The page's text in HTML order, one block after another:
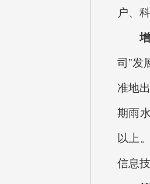
户、
司”发
准地
期雨
以上
信息